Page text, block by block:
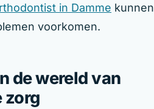
in Damme kunnen
voorkomen.
de wereld van
zorg